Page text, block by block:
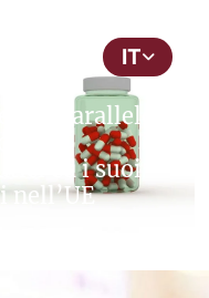
IT
e salute
parallelo
ed i suoi
nell’UE